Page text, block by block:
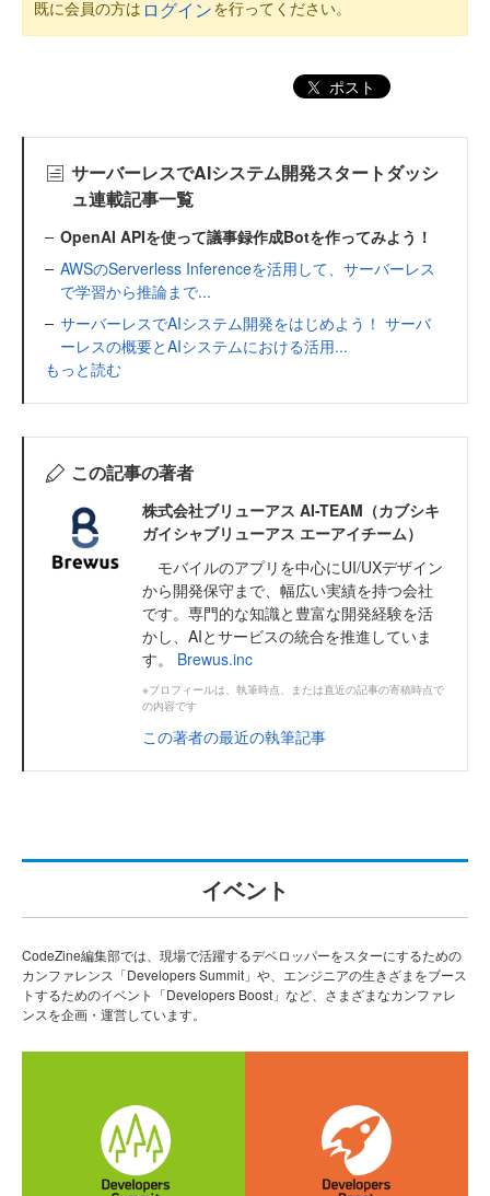
既に会員の方は ログインを行ってください。
ポスト
サーバーレスでAIシステム開発スタートダッシ
ュ連載記事一覧
OpenAI APIを使って議事録作成Botを作ってみよう！
AWSのServerless Inferenceを活用して、サーバーレス
で学習から推論まで...
サーバーレスでAIシステム開発をはじめよう！ サーバ
ーレスの概要とAIシステムにおける活用...
もっと読む
この記事の著者
株式会社ブリューアス AI-TEAM（カブシキ
ガイシャブリューアス エーアイチーム）
モバイルのアプリを中心にUI/UXデザイン
から開発保守まで、幅広い実績を持つ会社
です。専門的な知識と豊富な開発経験を活
かし、AIとサービスの統合を推進していま
す。 Brewus.inc
※プロフィールは、執筆時点、または直近の記事の寄稿時点で
の内容です
この著者の最近の執筆記事
イベント
CodeZine編集部では、現場で活躍するデベロッパーをスターにするための
カンファレンス「Developers Summit」や、エンジニアの生きざまをブース
トするためのイベント「Developers Boost」など、さまざまなカンファレ
ンスを企画・運営しています。